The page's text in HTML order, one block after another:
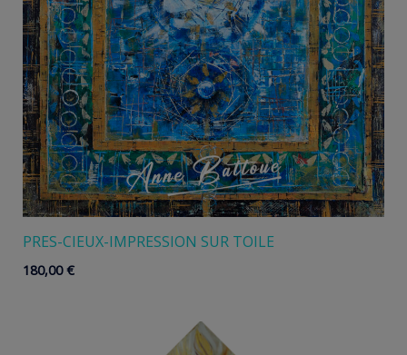
PRES-CIEUX-IMPRESSION SUR TOILE
180,00€